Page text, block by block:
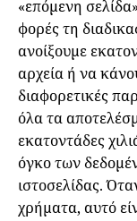
«επόμενη
φορές τη
ανοίξουμε
αρχεία ή να
διαφορετικές
όλα τα
εκατοντάδες
όγκο των
ιστοσελίδας.
χρήματα, αυτό